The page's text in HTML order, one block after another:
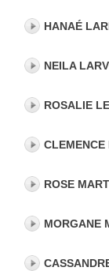
HANAÉ
NEILA
ROSALIE
ROSE
MORGANE